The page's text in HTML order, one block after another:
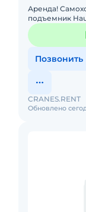
Аренда! Самоходный вертикальный мачтовый
подъемник
платформы:
Вес: 2765кг
Позвонить
Обновлено
CRANES.RENT